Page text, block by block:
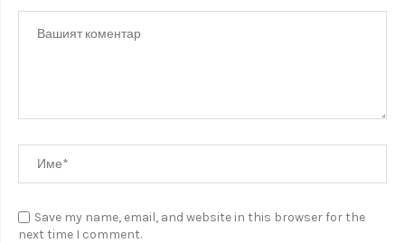
Save my name, email, and website in this browser for the
next time I comment.